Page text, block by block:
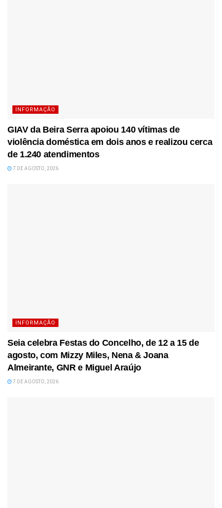
INFORMAÇÃO
GIAV da Beira Serra apoiou 140 vítimas de
violência doméstica em dois anos e realizou cerca
de 1.240 atendimentos
7 DE AGOSTO, 2026
INFORMAÇÃO
Seia celebra Festas do Concelho, de 12 a 15 de
agosto, com Mizzy Miles, Nena & Joana
Almeirante, GNR e Miguel Araújo
7 DE AGOSTO, 2026